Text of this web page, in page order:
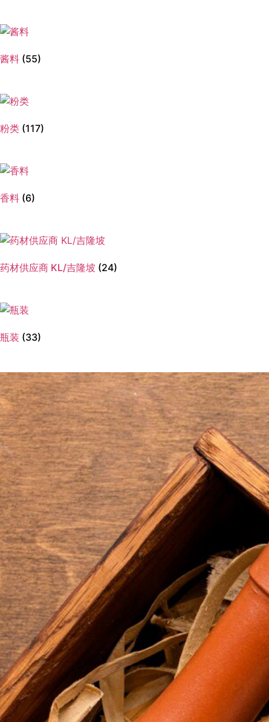
酱料 (55)
粉类 (117)
香料 (6)
药材供应商 KL/吉隆坡 (24)
瓶装 (33)